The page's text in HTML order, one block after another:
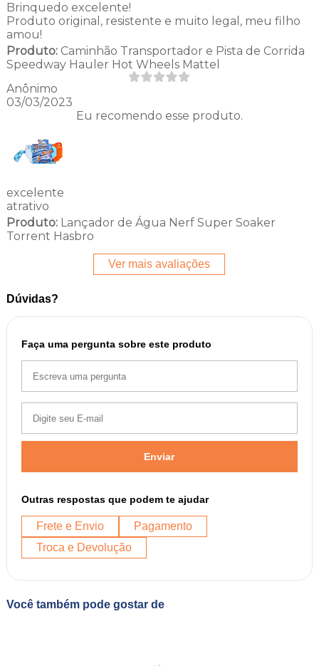
Brinquedo excelente!
Produto original, resistente e muito legal, meu filho
amou!
Produto:Caminhão Transportador e Pista de Corrida
Speedway Hauler Hot Wheels Mattel
Anônimo
03/03/2023
Eu recomendo esse produto.
excelente
atrativo
Produto:Lançador de Água Nerf Super Soaker
Torrent Hasbro
Ver mais avaliações
Dúvidas?
Faça uma pergunta sobre este produto
Enviar
Outras respostas que podem te ajudar
Frete e Envio
Pagamento
Troca e Devolução
Você também pode gostar de